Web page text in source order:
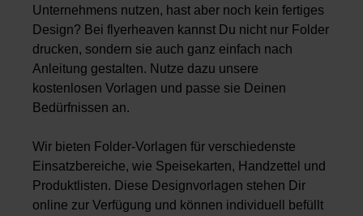
Unternehmens nutzen, hast aber noch kein fertiges
Design? Bei flyerheaven kannst Du nicht nur Folder
drucken, sondern sie auch ganz einfach nach
Anleitung gestalten. Nutze dazu unsere
kostenlosen Vorlagen und passe sie Deinen
Bedürfnissen an.
Wir bieten Folder-Vorlagen für verschiedenste
Einsatzbereiche, wie Speisekarten, Handzettel und
Produktlisten. Diese Designvorlagen stehen Dir
online zur Verfügung und können individuell befüllt